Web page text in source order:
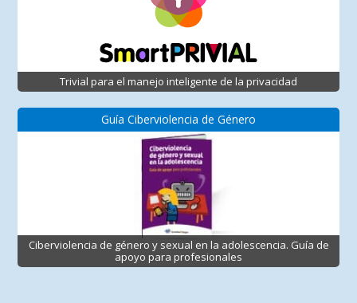
Trivial para el manejo inteligente de la privacidad
Guía Ciberviolencia de Género
Ciberviolencia de género y sexual en la adolescencia. Guía de
apoyo para profesionales